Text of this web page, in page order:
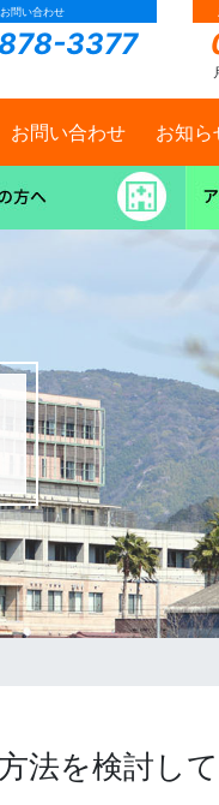
お問い合わせ
3377
お問い合わせ お知ら
法を検討し